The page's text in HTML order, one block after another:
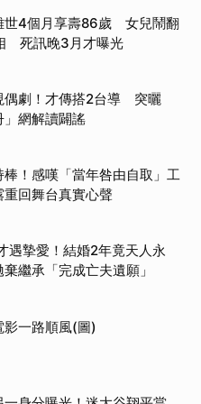
世4個月享壽86歲 女兒鬧翻
死訊晚3月才曝光
偶劇！才傳搭2台導 突曬
」網解讀闢謠
！感嘆「當年咎由自取」工
回舞台真實心聲
遇摯愛！結婚2年竟天人永
繼承「完成亡夫遺願」
影一路順風(圖)